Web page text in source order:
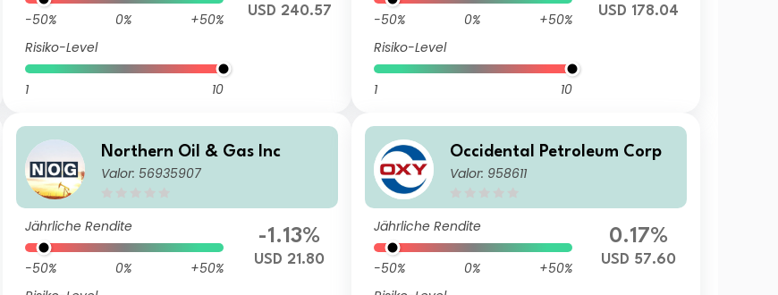
-50% 0%
+50%
Risiko-Level
1 10
USD 240.57 -50% 0%
+50%
Risiko-Level
1 10
USD 178.04
Northern Oil & Gas Inc
Valor: 56935907
Jährliche Rendite
-50% 0%
+50%
-1.13%
USD 21.80
Occidental Petroleum Corp
Valor: 958611
Jährliche Rendite
-50% 0%
+50%
0.17%
USD 57.60